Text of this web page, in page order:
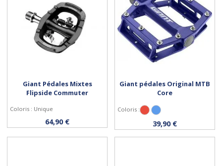
Acheter
Giant Pédales Mixtes
Flipside Commuter
Coloris : Unique
64,90 € Personnaliser
Giant pédales Original MTB
Core
Coloris : Rouge Bleu
39,90 €